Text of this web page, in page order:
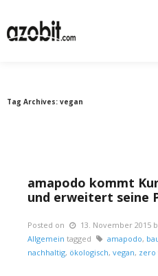
Tag Archives: vegan
amapodo kommt
und erweitert seine
Posted on 13. November 2015
Allgemein tagged amapodo,
nachhaltig, ökologisch, vegan, zero